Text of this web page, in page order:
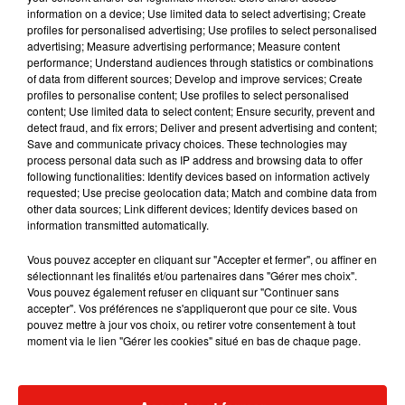
Musique
7 août 2026
RÜFÜS DU SOL annonce un nouvel
album après sa tournée mondiale
7 août 2026
Angèle et Amélie Lens dévoilent leur
collaboration tant attendue
information on a device; Use limited data to select advertising; Create
profiles for personalised advertising; Use profiles to select personalised
advertising; Measure advertising performance; Measure content
performance; Understand audiences through statistics or combinations
of data from different sources; Develop and improve services; Create
profiles to personalise content; Use profiles to select personalised
content; Use limited data to select content; Ensure security, prevent and
detect fraud, and fix errors; Deliver and present advertising and content;
Save and communicate privacy choices. These technologies may
process personal data such as IP address and browsing data to offer
following functionalities: Identify devices based on information actively
requested; Use precise geolocation data; Match and combine data from
other data sources; Link different devices; Identify devices based on
information transmitted automatically.
Vous pouvez accepter en cliquant sur "Accepter et fermer", ou affiner en
sélectionnant les finalités et/ou partenaires dans "Gérer mes choix".
Vous pouvez également refuser en cliquant sur "Continuer sans
accepter". Vos préférences ne s'appliqueront que pour ce site. Vous
pouvez mettre à jour vos choix, ou retirer votre consentement à tout
moment via le lien "Gérer les cookies" situé en bas de chaque page.